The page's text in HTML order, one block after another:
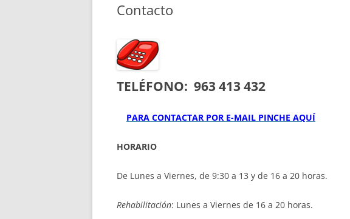
Contacto
TELÉFONO: 963 413 432
PARA CONTACTAR POR E-MAIL PINCHE AQUÍ
HORARIO
De Lunes a Viernes, de 9:30 a 13 y de 16 a 20 horas.
Rehabilitación: Lunes a Viernes de 16 a 20 horas.